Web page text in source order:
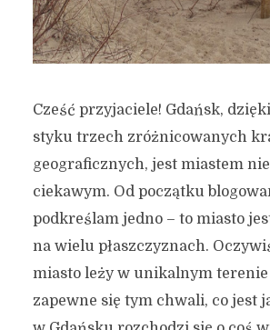
Cześć przyjaciele! Gdańsk,
styku trzech zróżnicowanych
geograficznych, jest miastem
ciekawym. Od początku
podkreślam jedno – to miasto
na wielu płaszczyznach.
miasto leży w unikalnym terenie
zapewne się tym chwali, co jest